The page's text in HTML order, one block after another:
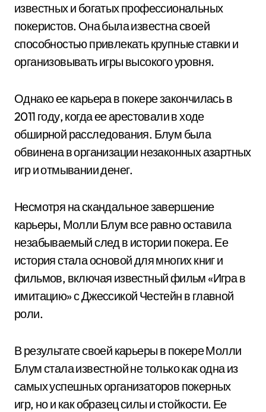
известных и богатых профессиональных
покеристов. Она была известна своей
способностью привлекать крупные ставки и
организовывать игры высокого уровня.
Однако ее карьера в покере закончилась в
2011 году, когда ее арестовали в ходе
обширной расследования. Блум была
обвинена в организации незаконных азартных
игр и отмывании денег.
Несмотря на скандальное завершение
карьеры, Молли Блум все равно оставила
незабываемый след в истории покера. Ее
история стала основой для многих книг и
фильмов, включая известный фильм «Игра в
имитацию» с Джессикой Честейн в главной
роли.
В результате своей карьеры в покере Молли
Блум стала известной не только как одна из
самых успешных организаторов покерных
игр, но и как образец силы и стойкости. Ее